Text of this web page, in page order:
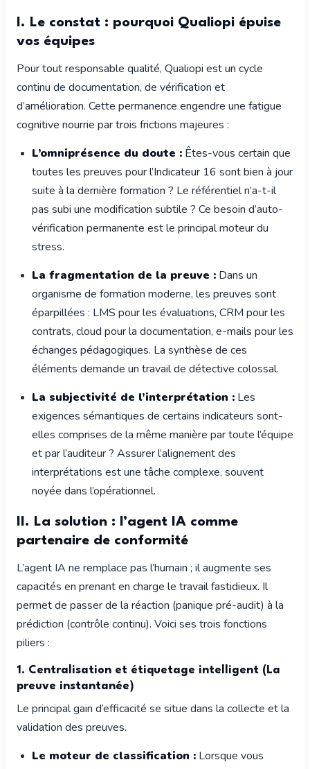
I. Le constat : pourquoi Qualiopi épuise
vos équipes
Pour tout responsable qualité, Qualiopi est un cycle
continu de documentation, de vérification et
d’amélioration. Cette permanence engendre une fatigue
cognitive nourrie par trois frictions majeures :
L’omniprésence du doute : Êtes-vous certain que
toutes les preuves pour l’Indicateur 16 sont bien à jour
suite à la dernière formation ? Le référentiel n’a-t-il
pas subi une modification subtile ? Ce besoin d’auto-
vérification permanente est le principal moteur du
stress.
La fragmentation de la preuve : Dans un
organisme de formation moderne, les preuves sont
éparpillées : LMS pour les évaluations, CRM pour les
contrats, cloud pour la documentation, e-mails pour les
échanges pédagogiques. La synthèse de ces
éléments demande un travail de détective colossal.
La subjectivité de l’interprétation : Les
exigences sémantiques de certains indicateurs sont-
elles comprises de la même manière par toute l’équipe
et par l’auditeur ? Assurer l’alignement des
interprétations est une tâche complexe, souvent
noyée dans l’opérationnel.
II. La solution : l’agent IA comme
partenaire de conformité
L’agent IA ne remplace pas l’humain ; il augmente ses
capacités en prenant en charge le travail fastidieux. Il
permet de passer de la réaction (panique pré-audit) à la
prédiction (contrôle continu). Voici ses trois fonctions
piliers :
1. Centralisation et étiquetage intelligent (La
preuve instantanée)
Le principal gain d’efficacité se situe dans la collecte et la
validation des preuves.
Le moteur de classification : Lorsque vous